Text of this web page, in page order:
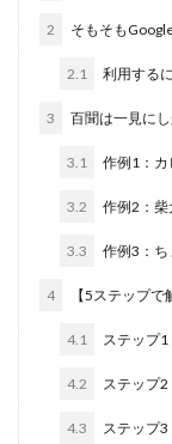
2 そもそも
2.1 利用する
3 百聞は一見に
3.1 作例1：カ
3.2 作例2：柴
3.3 作例3：
4 【5ステップ
4.1 ステップ
4.2 ステップ
4.3 ステップ